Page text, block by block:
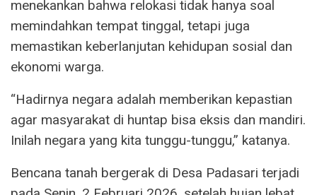
menekankan bahwa relokasi tidak hanya soal
memindahkan tempat tinggal, tetapi juga
memastikan keberlanjutan kehidupan sosial dan
ekonomi warga.
“Hadirnya negara adalah memberikan kepastian
agar masyarakat di huntap bisa eksis dan mandiri.
Inilah negara yang kita tunggu-tunggu,” katanya.
Bencana tanah bergerak di Desa Padasari terjadi